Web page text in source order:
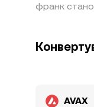
франк
AVAX